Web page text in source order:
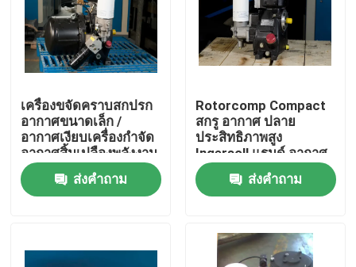
สินค้า
เครื่องขจัดคราบสกปรก
อากาศขนาดเล็ก /
อากาศเงียบเครื่องกำจัด
อากาศสิ้นเปลืองพลังงาน
ต่ำ
ส่งคำถาม
Rotorcomp Compact
สกรู อากาศ ปลาย
ประสิทธิภาพสูง
Ingersoll แรนด์ อากาศ
ปลาย
ส่งคำถาม